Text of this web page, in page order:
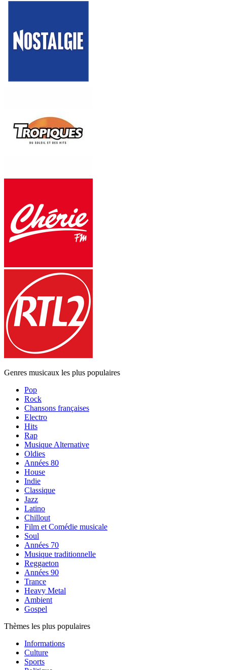
Genres musicaux les plus populaires
Pop
Rock
Chansons françaises
Electro
Hits
Rap
Musique Alternative
Oldies
Années 80
House
Indie
Classique
Jazz
Latino
Chillout
Film et Comédie musicale
Soul
Années 70
Musique traditionnelle
Reggaeton
Années 90
Trance
Heavy Metal
Ambient
Gospel
Thèmes les plus populaires
Informations
Culture
Sports